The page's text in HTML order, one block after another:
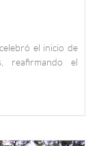
el inicio de
reafirmando el